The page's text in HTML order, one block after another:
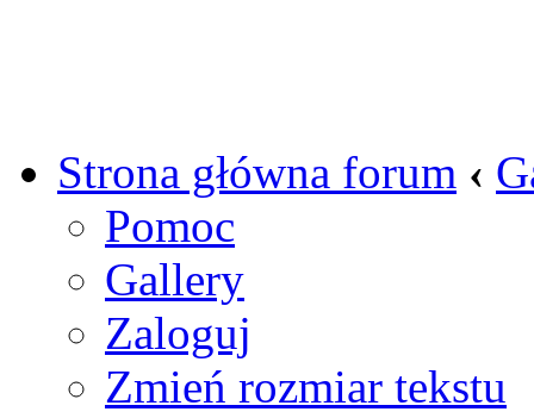
Strona główna forum ‹
Pomoc
Gallery
Zaloguj
Zmień rozmiar tekstu